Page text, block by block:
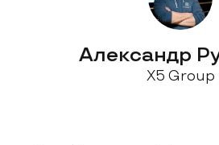
Александр
X5 Group